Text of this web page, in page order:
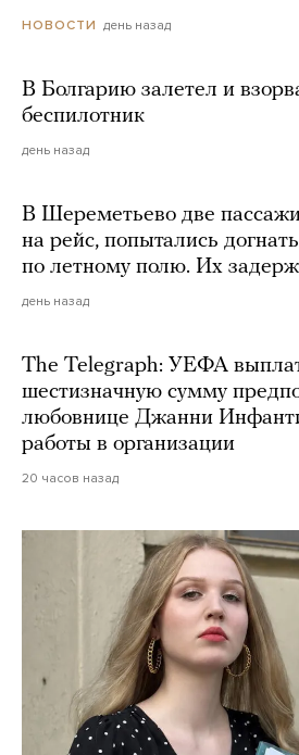
НОВОСТИ день назад
В Болгарию залетел и
беспилотник
день назад
В Шереметьево две
на рейс, попытались
по летному полю. Их
день назад
The Telegraph: УЕФА
шестизначную сумму
любовнице Джанни
работы в организации
20 часов назад